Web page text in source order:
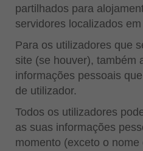
partilhados para
servidores localizados
Para os utilizadores que
site (se houver), também
informações pessoais
de utilizador.
Todos os utilizadores
as suas informações
momento (exceto o nome